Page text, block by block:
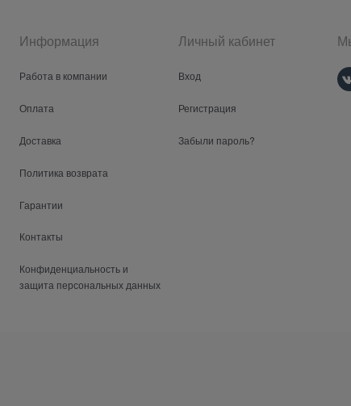
Информация
Работа в компании
Оплата
Доставка
Политика возврата
Гарантии
Контакты
Конфиденциальность и
защита персональных данных
Личный кабинет
Вход
Регистрация
Забыли пароль?